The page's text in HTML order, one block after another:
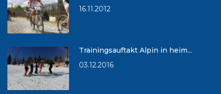
16.11.2012
Trainingsauftakt Alpin in heim...
03.12.2016